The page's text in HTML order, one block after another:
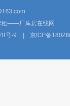
租——厂库房在线网
号-9 | 京ICP备